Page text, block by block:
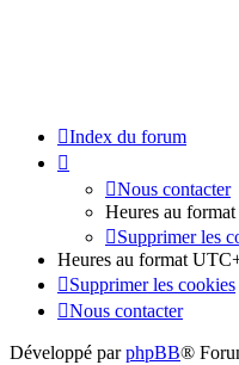
Index du forum
Nous contacter
Heures au format
Supprimer les
Heures au format
Supprimer les cookies
Nous contacter
Développé parphpBB®